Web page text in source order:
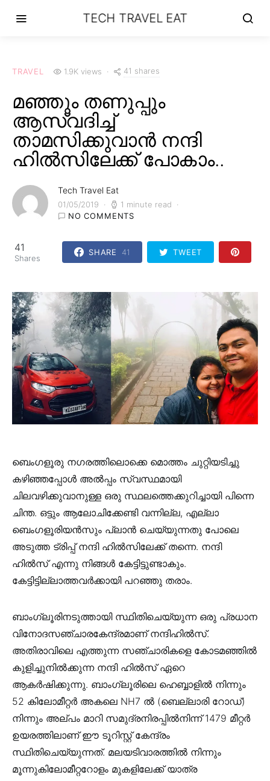
TECH TRAVEL EAT
TRAVEL 1.9K views 41 shares
മഞ്ഞും തണുപ്പും
ആസ്വദിച്ച്
താമസിക്കുവാൻ നന്ദി
ഹിൽസിലേക്ക് പോകാം..
Tech Travel Eat
01/05/2019
1 minute read
NO COMMENTS
41
Shares
SHARE 41 TWEET
ബെംഗളൂരു നഗരത്തിലൊക്കെ മൊത്തം ചുറ്റിയടിച്ചു
കഴിഞ്ഞപ്പോൾ അൽപ്പം സ്വസ്ഥമായി
ചിലവഴിക്കുവാനുള്ള ഒരു സ്ഥലത്തെക്കുറിച്ചായി പിന്നെ
ചിന്ത. ഒട്ടും ആലോചിക്കേണ്ടി വന്നില്ല, എല്ലാ
ബെംഗളൂരിയൻസും പ്ലാൻ ചെയ്യുന്നതു പോലെ
അടുത്ത ട്രിപ്പ് നന്ദി ഹിൽസിലേക്ക് തന്നെ. നന്ദി
ഹിൽസ് എന്നു നിങ്ങൾ കേട്ടിട്ടുണ്ടാകും.
കേട്ടിട്ടില്ലാത്തവർക്കായി പറഞ്ഞു തരാം.
ബാംഗ്ലൂരിനടുത്തായി സ്ഥിതിചെയ്യുന്ന ഒരു പ്രധാന
വിനോദസഞ്ചാരകേന്ദ്രമാണ്‌ നന്ദിഹിൽസ്.
അതിരാവിലെ എത്തുന്ന സഞ്ചാരികളെ കോടമഞ്ഞിൽ
കുളിച്ചുനിൽക്കുന്ന നന്ദി ഹിൽസ് ഏറെ
ആകർഷിക്കുന്നു. ബാംഗ്ലൂരിലെ ഹെബ്ബാളിൽ നിന്നും
52 കിലോമീറ്റർ അകലെ NH7 ൽ (ബെല്ലാരി റോഡ്)
നിന്നും അല്പം മാറി സമുദ്രനിരപ്പിൽനിന്ന് 1479 മീറ്റർ
ഉയരത്തിലാണ് ഈ ടൂറിസ്റ്റ് കേന്ദ്രം
സ്ഥിതിചെയ്യുന്നത്. മലയടിവാരത്തിൽ നിന്നും
മൂന്നുകിലോമീറ്ററോളം മുകളിലേക്ക് യാത്ര